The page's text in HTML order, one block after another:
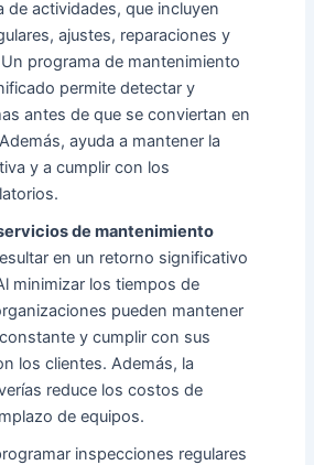
de actividades, que incluyen
ajustes, reparaciones y
programa de mantenimiento
permite detectar y
antes de que se conviertan en
ayuda a mantener la
y a cumplir con los
de mantenimiento
en un retorno significativo
minimizar los tiempos de
pueden mantener
y cumplir con sus
los clientes. Además, la
reduce los costos de
de equipos.
inspecciones regulares